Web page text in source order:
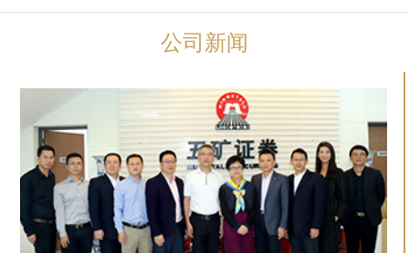
公司新闻